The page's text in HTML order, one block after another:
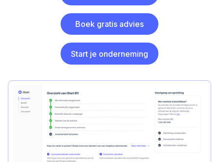
Boek gratis advies
Start je onderneming